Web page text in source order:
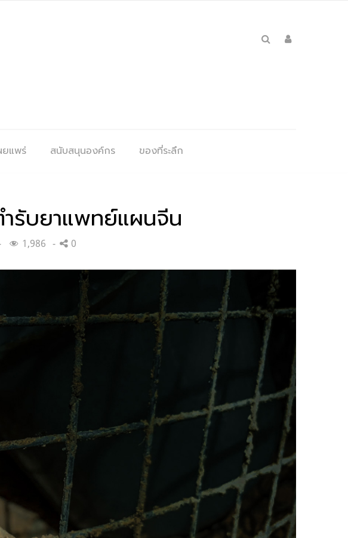
ยแพร่ สนับสนุนองค์กร ของที่ระลึก
รับยาแพทย์แผนจีน
1,986 0